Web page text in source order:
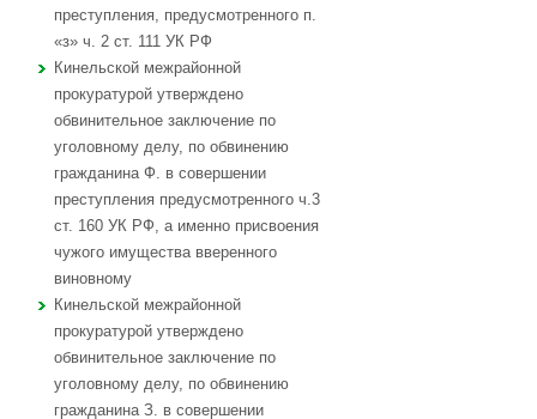
преступления, предусмотренного п.
«з» ч. 2 ст. 111 УК РФ
Кинельской межрайонной
прокуратурой утверждено
обвинительное заключение по
уголовному делу, по обвинению
гражданина Ф. в совершении
преступления предусмотренного ч.3
ст. 160 УК РФ, а именно присвоения
чужого имущества вверенного
виновному
Кинельской межрайонной
прокуратурой утверждено
обвинительное заключение по
уголовному делу, по обвинению
гражданина З. в совершении